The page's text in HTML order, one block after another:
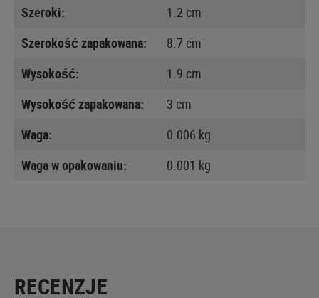
Szeroki:
1.2 cm
Szerokość zapakowana:
8.7 cm
Wysokość:
1.9 cm
Wysokość zapakowana:
3 cm
Waga:
0.006 kg
Waga w opakowaniu:
0.001 kg
RECENZJE